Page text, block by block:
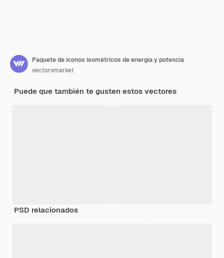
Paquete de iconos isométricos de energía y potencia
vectorsmarket
Puede que también te gusten estos vectores
PSD relacionados